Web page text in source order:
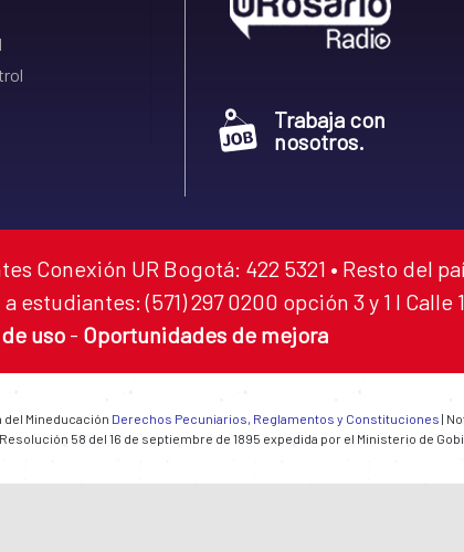
Trabaja con
nosotros.
Conexión UR Bogotá: 422 5321 • Resto del
estudiantes: (571) 297 0200 opción 3 y 1 I Calle
uso - Oportunidades de mejora
Mineducación Derechos Pecuniarios, Reglamentos y Constituciones |
58 del 16 de septiembre de 1895 expedida por el Ministerio de